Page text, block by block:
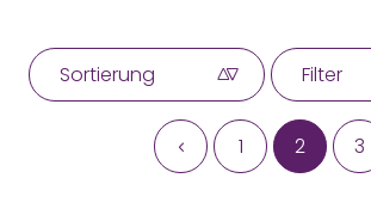
Sortierung Filter
1 2 3